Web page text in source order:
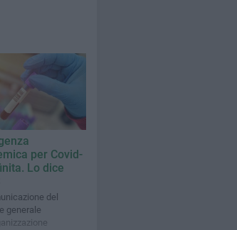
per Covid-
Lo dice
del
generale